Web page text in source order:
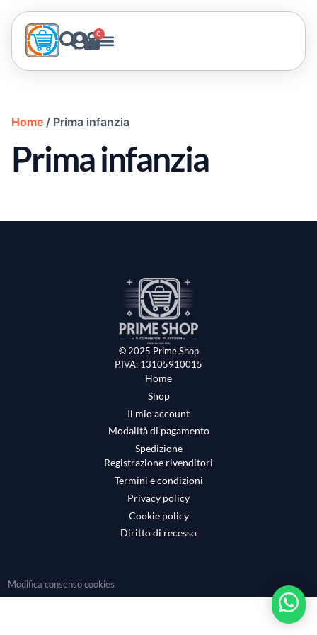
0
Home / Prima infanzia
Prima infanzia
© 2025 Prime Shop
P.IVA: 13105910015
Modifica consenso cookies
Home
Shop
Il mio account
Modalità di pagamento
Spedizione
Registrazione rivenditori
Termini e condizioni
Privacy policy
Cookie policy
Diritto di recesso